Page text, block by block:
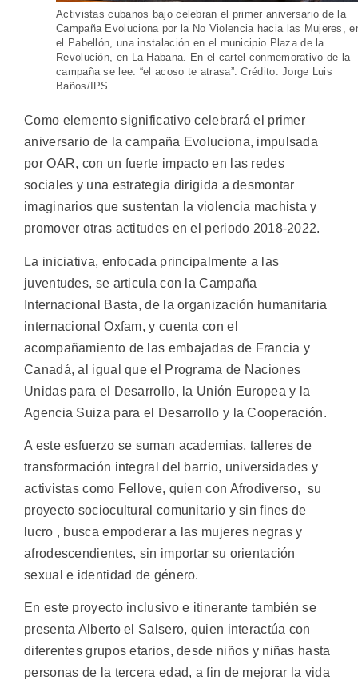
Activistas cubanos bajo celebran el primer aniversario de la
Campaña Evoluciona por la No Violencia hacia las Mujeres,
el Pabellón, una instalación en el municipio Plaza de la
Revolución, en La Habana. En el cartel conmemorativo de la
campaña se lee: “el acoso te atrasa”. Crédito: Jorge Luis
Baños/IPS
Como elemento significativo celebrará el primer
aniversario de la campaña Evoluciona, impulsada
por OAR, con un fuerte impacto en las redes
sociales y una estrategia dirigida a desmontar
imaginarios que sustentan la violencia machista y
promover otras actitudes en el periodo 2018-2022.
La iniciativa, enfocada principalmente a las
juventudes, se articula con la Campaña
Internacional Basta, de la organización humanitaria
internacional Oxfam, y cuenta con el
acompañamiento de las embajadas de Francia y
Canadá, al igual que el Programa de Naciones
Unidas para el Desarrollo, la Unión Europea y la
Agencia Suiza para el Desarrollo y la Cooperación.
A este esfuerzo se suman academias, talleres de
transformación integral del barrio, universidades y
activistas como Fellove, quien con Afrodiverso, su
proyecto sociocultural comunitario y sin fines de
lucro , busca empoderar a las mujeres negras y
afrodescendientes, sin importar su orientación
sexual e identidad de género.
En este proyecto inclusivo e itinerante también se
presenta Alberto el Salsero, quien interactúa con
diferentes grupos etarios, desde niños y niñas hasta
personas de la tercera edad, a fin de mejorar la vida